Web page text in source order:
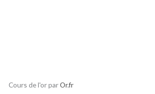
Cours de l'or parOr.fr